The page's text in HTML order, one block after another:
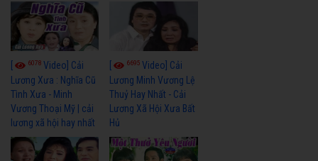
6078 Video] Cải
Lương Xưa : Nghĩa Cũ
Tình Xưa - Minh
Vương Thoại Mỹ | cải
lương xã hội hay nhất
6695Video] Cải
Lương Minh Vương Lệ
Thuỷ Hay Nhất - Cải
Lương Xã Hội Xưa Bất
Hủ